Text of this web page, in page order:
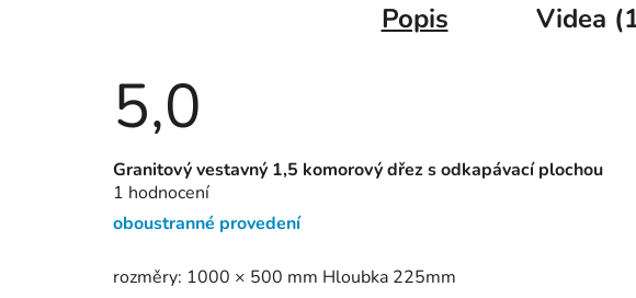
Popis Videa
5,0
Průměrné
hodnocení
produktu
je
5,0
hvězdiček.
1 hodnocení
Granitový vestavný 1,5 komorový dřez s odkapávací plochou
oboustranné provedení
rozměry: 1000 × 500 mm Hloubka 225mm